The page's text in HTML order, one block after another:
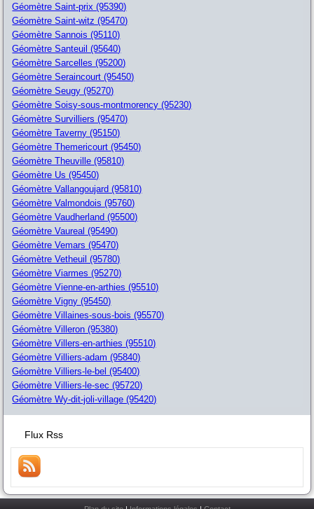
Géomètre Saint-prix (95390)
Géomètre Saint-witz (95470)
Géomètre Sannois (95110)
Géomètre Santeuil (95640)
Géomètre Sarcelles (95200)
Géomètre Seraincourt (95450)
Géomètre Seugy (95270)
Géomètre Soisy-sous-montmorency (95230)
Géomètre Survilliers (95470)
Géomètre Taverny (95150)
Géomètre Themericourt (95450)
Géomètre Theuville (95810)
Géomètre Us (95450)
Géomètre Vallangoujard (95810)
Géomètre Valmondois (95760)
Géomètre Vaudherland (95500)
Géomètre Vaureal (95490)
Géomètre Vemars (95470)
Géomètre Vetheuil (95780)
Géomètre Viarmes (95270)
Géomètre Vienne-en-arthies (95510)
Géomètre Vigny (95450)
Géomètre Villaines-sous-bois (95570)
Géomètre Villeron (95380)
Géomètre Villers-en-arthies (95510)
Géomètre Villiers-adam (95840)
Géomètre Villiers-le-bel (95400)
Géomètre Villiers-le-sec (95720)
Géomètre Wy-dit-joli-village (95420)
Flux Rss